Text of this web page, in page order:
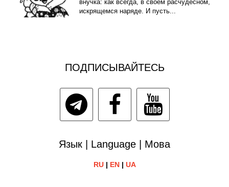
внучка: как всегда, в своем расчудесном,
искрящемся наряде. И пусть...
ПОДПИСЫВАЙТЕСЬ
Язык | Language | Мова
RU| EN| UA